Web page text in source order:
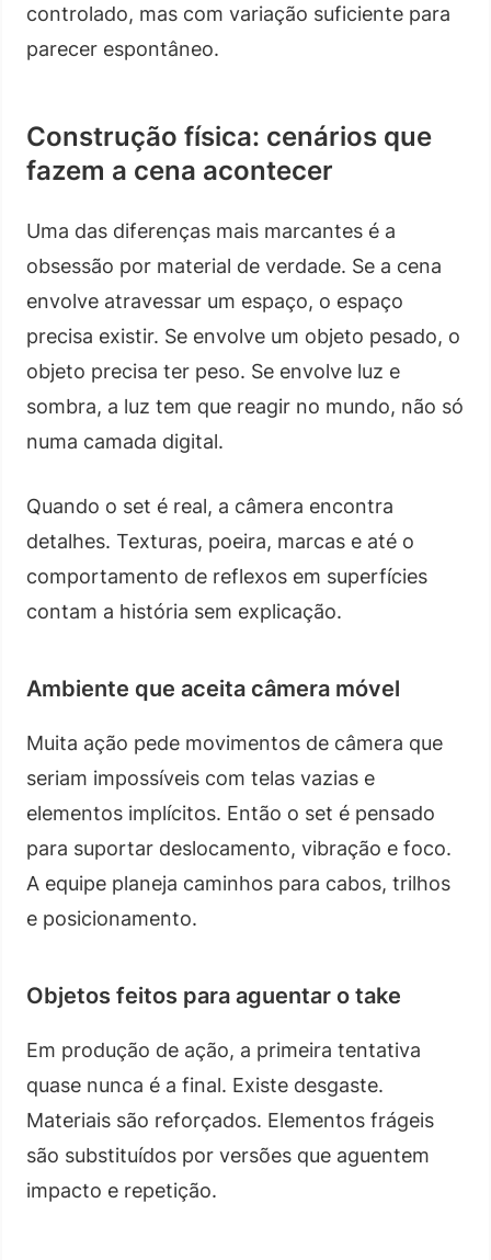
controlado, mas com variação suficiente para
parecer espontâneo.
Construção física: cenários que
fazem a cena acontecer
Uma das diferenças mais marcantes é a
obsessão por material de verdade. Se a cena
envolve atravessar um espaço, o espaço
precisa existir. Se envolve um objeto pesado, o
objeto precisa ter peso. Se envolve luz e
sombra, a luz tem que reagir no mundo, não só
numa camada digital.
Quando o set é real, a câmera encontra
detalhes. Texturas, poeira, marcas e até o
comportamento de reflexos em superfícies
contam a história sem explicação.
Ambiente que aceita câmera móvel
Muita ação pede movimentos de câmera que
seriam impossíveis com telas vazias e
elementos implícitos. Então o set é pensado
para suportar deslocamento, vibração e foco.
A equipe planeja caminhos para cabos, trilhos
e posicionamento.
Objetos feitos para aguentar o take
Em produção de ação, a primeira tentativa
quase nunca é a final. Existe desgaste.
Materiais são reforçados. Elementos frágeis
são substituídos por versões que aguentem
impacto e repetição.